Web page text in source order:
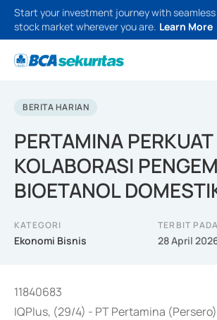
Start your investment journey with
stock market wherever you are. Learn More
BERITA HARIAN
PERTAMINA PERKUAT
KOLABORASI
BIOETANOL
KATEGORI
Ekonomi Bisnis
TERBIT PADA
28 April
11840683
IQPlus, (29/4) - PT Pertamina